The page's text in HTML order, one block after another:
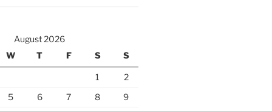
August 2026
W T F S S
1
2
5 6 7 8
9